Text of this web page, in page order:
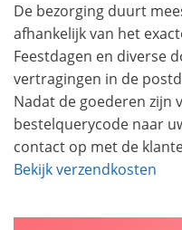
De bezorging duurt
afhankelijk van het
Feestdagen en diverse
vertragingen in de
Nadat de goederen zijn
bestelquerycode naar
contact op met de
Bekijk verzendkosten